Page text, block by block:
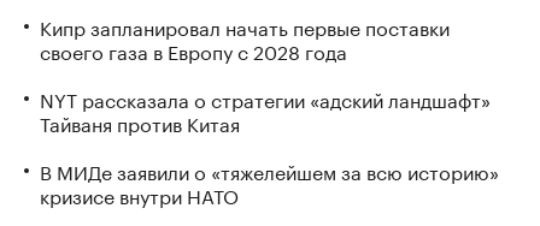
Кипр запланировал начать первые поставки
своего газа в Европу с 2028 года
NYT рассказала о стратегии «адский ландшафт»
Тайваня против Китая
В МИДе заявили о «тяжелейшем за всю историю»
кризисе внутри НАТО